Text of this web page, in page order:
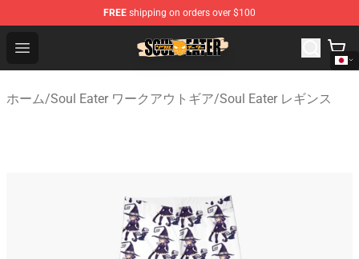
FREE shipping on orders over $100
Open menu
Soul Eater Store - Official Soul Eater Merchandise Shop
ホーム/Soul Eater ワークアウトギア/Soul Eater レギンス